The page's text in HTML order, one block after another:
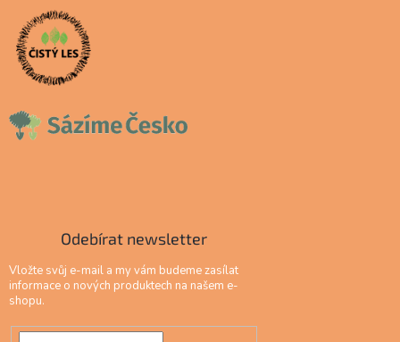
Odebírat newsletter
Vložte svůj e-mail a my vám budeme zasílat
informace o nových produktech na našem e-
shopu.